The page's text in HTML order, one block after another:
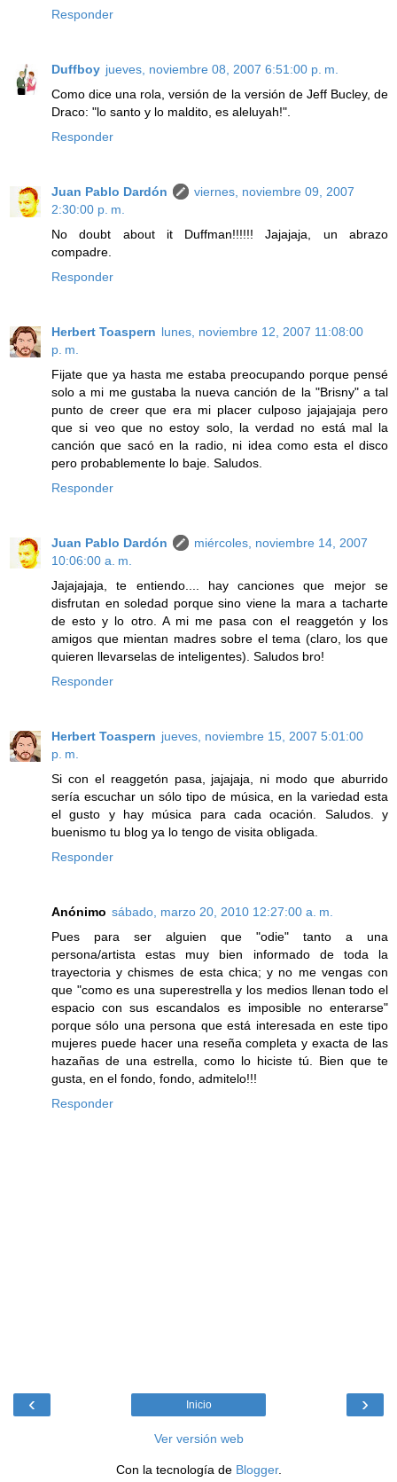
Responder
Duffboy jueves, noviembre 08, 2007 6:51:00 p. m.
Como dice una rola, versión de la versión de Jeff Bucley, de
Draco: "lo santo y lo maldito, es aleluyah!".
Responder
Juan Pablo Dardón
viernes, noviembre 09, 2007
2:30:00 p. m.
No doubt about it Duffman!!!!!! Jajajaja, un abrazo
compadre.
Responder
Herbert Toaspern lunes, noviembre 12, 2007 11:08:00
p. m.
Fijate que ya hasta me estaba preocupando porque pensé
solo a mi me gustaba la nueva canción de la "Brisny" a tal
punto de creer que era mi placer culposo jajajajaja pero
que si veo que no estoy solo, la verdad no está mal la
canción que sacó en la radio, ni idea como esta el disco
pero probablemente lo baje. Saludos.
Responder
Juan Pablo Dardón
miércoles, noviembre 14, 2007
10:06:00 a. m.
Jajajajaja, te entiendo.... hay canciones que mejor se
disfrutan en soledad porque sino viene la mara a tacharte
de esto y lo otro. A mi me pasa con el reaggetón y los
amigos que mientan madres sobre el tema (claro, los que
quieren llevarselas de inteligentes). Saludos bro!
Responder
Herbert Toaspern jueves, noviembre 15, 2007 5:01:00
p. m.
Si con el reaggetón pasa, jajajaja, ni modo que aburrido
sería escuchar un sólo tipo de música, en la variedad esta
el gusto y hay música para cada ocación. Saludos. y
buenismo tu blog ya lo tengo de visita obligada.
Responder
Anónimo sábado, marzo 20, 2010 12:27:00 a. m.
Pues para ser alguien que "odie" tanto a una
persona/artista estas muy bien informado de toda la
trayectoria y chismes de esta chica; y no me vengas con
que "como es una superestrella y los medios llenan todo el
espacio con sus escandalos es imposible no enterarse"
porque sólo una persona que está interesada en este tipo
mujeres puede hacer una reseña completa y exacta de las
hazañas de una estrella, como lo hiciste tú. Bien que te
gusta, en el fondo, fondo, admitelo!!!
Responder
‹ ›
Inicio
Ver versión web
Con la tecnología de Blogger.